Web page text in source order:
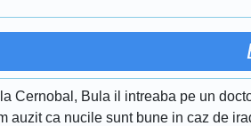
Cernobal, Bula il intreaba pe un
auzit ca nucile sunt bune in caz de